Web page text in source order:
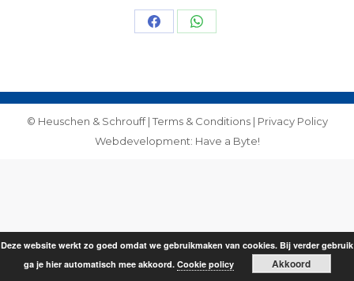
Share Share
© Heuschen & Schrouff | Terms & Conditions| Privacy Policy
Webdevelopment: Have a Byte!
Deze website werkt zo goed omdat we gebruikmaken van cookies. Bij verder gebruik
ga je hier automatisch mee akkoord. Cookie policy Akkoord